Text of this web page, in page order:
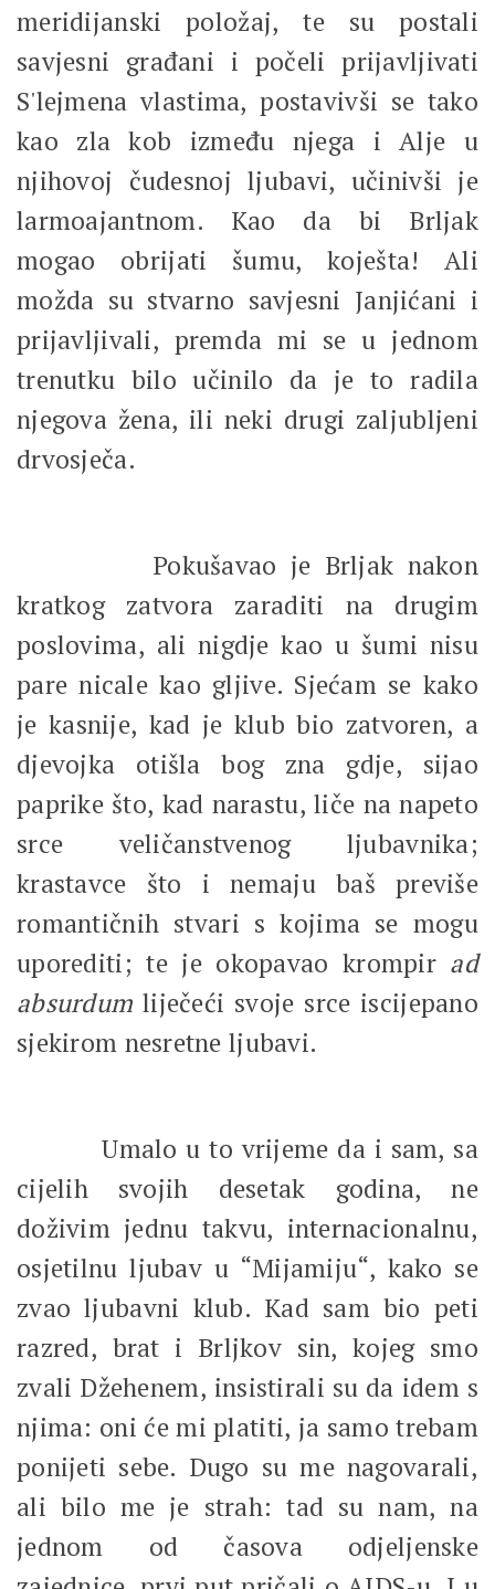
meridijanski položaj, te su postali
savjesni građani i počeli prijavljivati
S'lejmena vlastima, postavivši se tako
kao zla kob između njega i Alje u
njihovoj čudesnoj ljubavi, učinivši je
larmoajantnom. Kao da bi Brljak
mogao obrijati šumu, koješta! Ali
možda su stvarno savjesni Janjićani i
prijavljivali, premda mi se u jednom
trenutku bilo učinilo da je to radila
njegova žena, ili neki drugi zaljubljeni
drvosječa.
Pokušavao je Brljak nakon
kratkog zatvora zaraditi na drugim
poslovima, ali nigdje kao u šumi nisu
pare nicale kao gljive. Sjećam se kako
je kasnije, kad je klub bio zatvoren, a
djevojka otišla bog zna gdje, sijao
paprike što, kad narastu, liče na napeto
srce veličanstvenog ljubavnika;
krastavce što i nemaju baš previše
romantičnih stvari s kojima se mogu
uporediti; te je okopavao krompir ad
absurdum liječeći svoje srce iscijepano
sjekirom nesretne ljubavi.
Umalo u to vrijeme da i sam, sa
cijelih svojih desetak godina, ne
doživim jednu takvu, internacionalnu,
osjetilnu ljubav u “Mijamiju“, kako se
zvao ljubavni klub. Kad sam bio peti
razred, brat i Brljkov sin, kojeg smo
zvali Džehenem, insistirali su da idem s
njima: oni će mi platiti, ja samo trebam
ponijeti sebe. Dugo su me nagovarali,
ali bilo me je strah: tad su nam, na
jednom od časova odjeljenske